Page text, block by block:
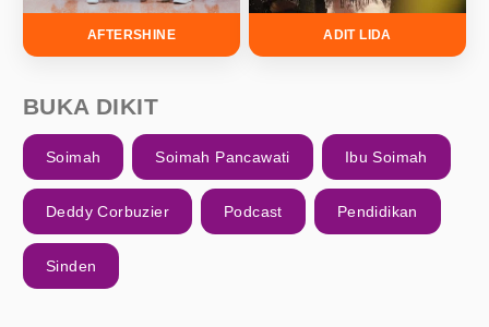
AFTERSHINE ADIT LIDA
BUKA DIKIT
Soimah Soimah Pancawati Ibu Soimah
Deddy Corbuzier Podcast Pendidikan
Sinden